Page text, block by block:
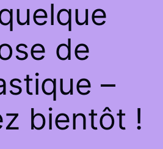
de
–
bientôt !